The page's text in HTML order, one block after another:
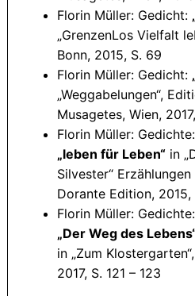
Florin Müller: Gedicht:
„GrenzenLos Vielfalt
Bonn, 2015, S. 69
Florin Müller: Gedicht:
„Weggabelungen“,
Musagetes, Wien,
Florin Müller: Gedichte:
„leben für Leben“ in
Silvester“
Dorante Edition, 2015,
Florin Müller: Gedichte:
„Der Weg des
in „Zum
2017, S. 121 – 123